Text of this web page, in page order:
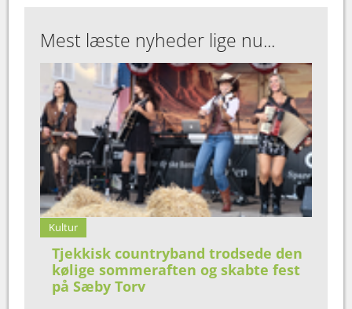
Mest læste nyheder lige nu...
Kultur
Tjekkisk countryband trodsede den
kølige sommeraften og skabte fest
på Sæby Torv